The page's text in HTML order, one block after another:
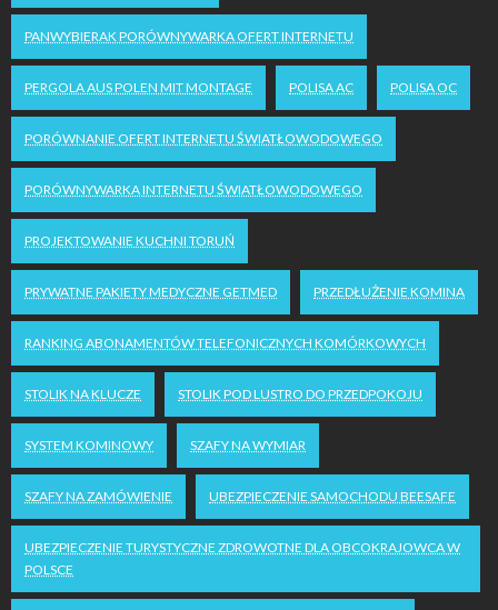
PANWYBIERAK PORÓWNYWARKA OFERT INTERNETU
PERGOLA AUS POLEN MIT MONTAGE POLISA AC POLISA OC
PORÓWNANIE OFERT INTERNETU ŚWIATŁOWODOWEGO
PORÓWNYWARKA INTERNETU ŚWIATŁOWODOWEGO
PROJEKTOWANIE KUCHNI TORUŃ
PRYWATNE PAKIETY MEDYCZNE GETMED PRZEDŁUŻENIE KOMINA
RANKING ABONAMENTÓW TELEFONICZNYCH KOMÓRKOWYCH
STOLIK NA KLUCZE STOLIK POD LUSTRO DO PRZEDPOKOJU
SYSTEM KOMINOWY SZAFY NA WYMIAR
SZAFY NA ZAMÓWIENIE UBEZPIECZENIE SAMOCHODU BEESAFE
UBEZPIECZENIE TURYSTYCZNE ZDROWOTNE DLA OBCOKRAJOWCA W
POLSCE